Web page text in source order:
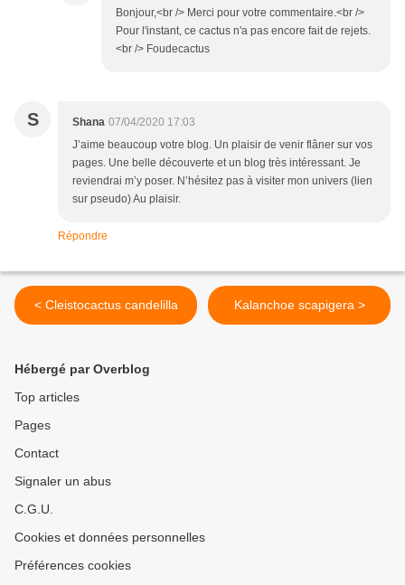
Bonjour,<br /> Merci pour votre commentaire.<br />
Pour l'instant, ce cactus n'a pas encore fait de rejets.
<br /> Foudecactus
S Shana 07/04/2020 17:03
J’aime beaucoup votre blog. Un plaisir de venir flâner sur vos
pages. Une belle découverte et un blog très intéressant. Je
reviendrai m’y poser. N’hésitez pas à visiter mon univers (lien
sur pseudo) Au plaisir.
Répondre
< Cleistocactus candelilla Kalanchoe scapigera >
Hébergé par Overblog
Top articles
Pages
Contact
Signaler un abus
C.G.U.
Cookies et données personnelles
Préférences cookies